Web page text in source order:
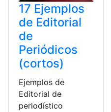
17 Ejemplos
de Editorial
de
Periódicos
(cortos)
Ejemplos de
Editorial de
periodístico